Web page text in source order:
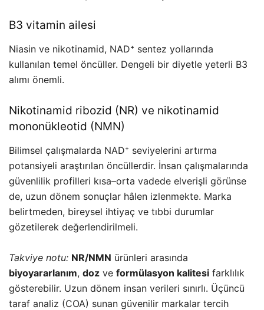
B3 vitamin ailesi
Niasin ve nikotinamid, NAD⁺ sentez yollarında
kullanılan temel öncüller. Dengeli bir diyetle yeterli B3
alımı önemli.
Nikotinamid ribozid (NR) ve nikotinamid
mononükleotid (NMN)
Bilimsel çalışmalarda NAD⁺ seviyelerini artırma
potansiyeli araştırılan öncüllerdir. İnsan çalışmalarında
güvenlilik profilleri kısa–orta vadede elverişli görünse
de, uzun dönem sonuçlar hâlen izlenmekte. Marka
belirtmeden, bireysel ihtiyaç ve tıbbi durumlar
gözetilerek değerlendirilmeli.
Takviye notu: NR/NMN ürünleri arasında
biyoyararlanım, doz ve formülasyon kalitesi farklılık
gösterebilir. Uzun dönem insan verileri sınırlı. Üçüncü
taraf analiz (COA) sunan güvenilir markalar tercih